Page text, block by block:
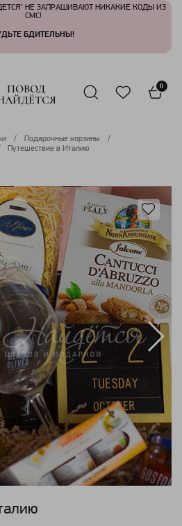
НЕ ЗАПРАШИВАЮТ НИКАКИЕ КОДЫ ИЗ
СМС!
БДИТЕЛЬНЫ!
ПОВОД
0
Подарочные корзины
Путешествие в Италию